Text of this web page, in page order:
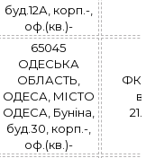
буд.12А, корп.-,
оф.(кв.)-
65045
ОДЕСЬКА
ОБЛАСТЬ,
ОДЕСА, МІСТО
ОДЕСА, Буніна,
буд.30, корп.-,
оф.(кв.)-
ФК